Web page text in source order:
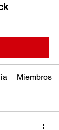
Miembros